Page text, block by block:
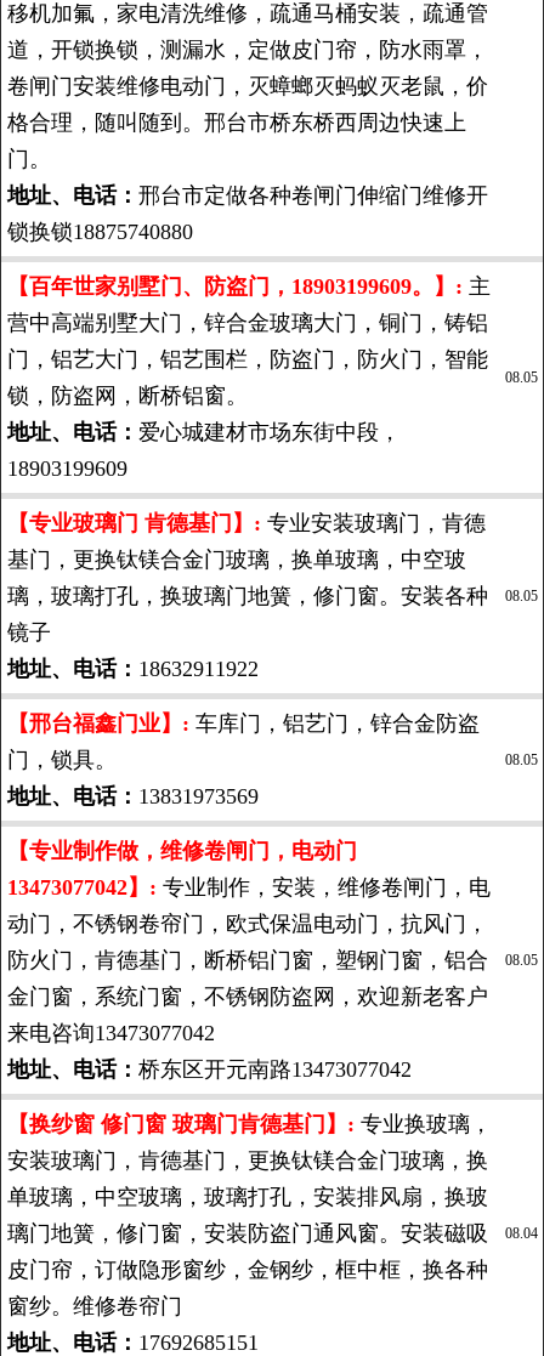
移机加氟，家电清洗维修，疏通马桶安装，疏通管
道，开锁换锁，测漏水，定做皮门帘，防水雨罩，
卷闸门安装维修电动门，灭蟑螂灭蚂蚁灭老鼠，价
格合理，随叫随到。邢台市桥东桥西周边快速上
门。
地址、电话： 邢台市定做各种卷闸门伸缩门维修开
锁换锁18875740880
【百年世家别墅门、防盗门，18903199609。】: 主
营中高端别墅大门，锌合金玻璃大门，铜门，铸铝
门，铝艺大门，铝艺围栏，防盗门，防火门，智能
锁，防盗网，断桥铝窗。
地址、电话： 爱心城建材市场东街中段，
18903199609
08.05
【专业玻璃门 肯德基门】: 专业安装玻璃门，肯德
基门，更换钛镁合金门玻璃，换单玻璃，中空玻
璃，玻璃打孔，换玻璃门地簧，修门窗。安装各种
镜子
地址、电话： 18632911922
08.05
【邢台福鑫门业】: 车库门，铝艺门，锌合金防盗
门，锁具。
地址、电话： 13831973569
08.05
【专业制作做，维修卷闸门，电动门
13473077042】: 专业制作，安装，维修卷闸门，电
动门，不锈钢卷帘门，欧式保温电动门，抗风门，
防火门，肯德基门，断桥铝门窗，塑钢门窗，铝合
金门窗，系统门窗，不锈钢防盗网，欢迎新老客户
来电咨询13473077042
地址、电话： 桥东区开元南路13473077042
08.05
【换纱窗 修门窗 玻璃门肯德基门】: 专业换玻璃，
安装玻璃门，肯德基门，更换钛镁合金门玻璃，换
单玻璃，中空玻璃，玻璃打孔，安装排风扇，换玻
璃门地簧，修门窗，安装防盗门通风窗。安装磁吸
皮门帘，订做隐形窗纱，金钢纱，框中框，换各种
窗纱。维修卷帘门
地址、电话： 17692685151
08.04